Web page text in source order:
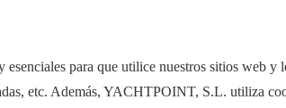
esenciales para que utilice nuestros sitios web y
etc. Además, YACHTPOINT, S.L. utiliza